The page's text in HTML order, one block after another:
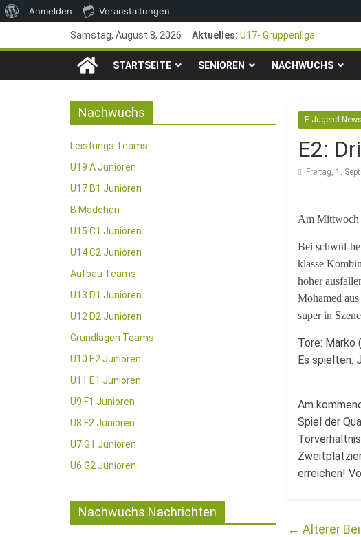
Über
Anmelden Veranstaltungen
Inhalt
Samstag, August 8, 2026 Aktuelles: U17- Gruppenliga
*U17-Junioren steigen in
47. Otto Walter
1. Mai – Charity-
TSG
1846
e.V.
Mainz-
Kastel
STARTSEITE SENIOREN NACHWUCHS
E-Jugend News
E2:
Freitag, 1.
Am Mittwoch
Bei schwül-
klasse
höher
Mohamed
super in
Tore: Marko
Es spielten:
Am
Spiel der
erreichen!
←
Nachwuchs
Leistungs Teams
U19 A Junioren
U17 B1 Junioren
B Mädchen
U15 C1 Junioren
U14 C2 Junioren
Aufbau Teams
U13 D1 Junioren
U12 D2 Junioren
Grundlagen Teams
U10 E2 Junioren
U11 E1 Junioren
U9 F1 Junioren
U8 F2 Junioren
U7 G1 Junioren
U6 G2 Junioren
Nachwuchs Nachrichten